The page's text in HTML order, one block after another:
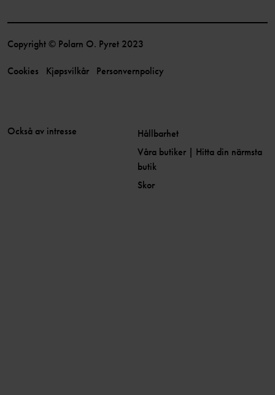
Copyright © Polarn O. Pyret 2023
Cookies Kjøpsvilkår Personvernpolicy
Också av intresse
Hållbarhet
Våra butiker | Hitta din närmsta
butik
Skor